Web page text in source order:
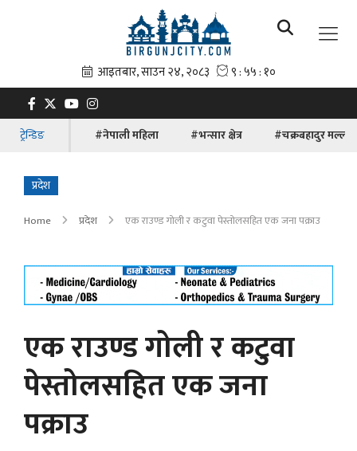
ट्रेन्डिङ #नेपाली महिला #भन्सार क्षेत्र #चक्रबहादुर मल्ल
प्रदेश
Home प्रदेश एक राउण्ड गोली र कटुवा पेस्तोलसहित एक जना पक्राउ
एक राउण्ड गोली र कटुवा
पेस्तोलसहित एक जना
पक्राउ